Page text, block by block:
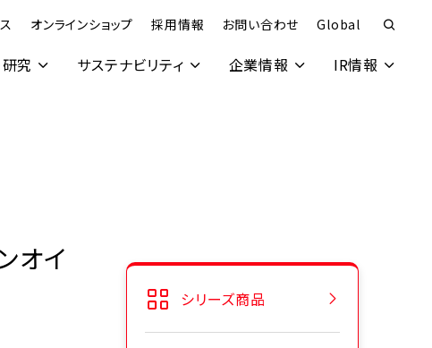
オンラインショップ 採用情報 お問い合わせ Global
研究 サステナビリティ 企業情報 IR情報
オイ
シリーズ商品